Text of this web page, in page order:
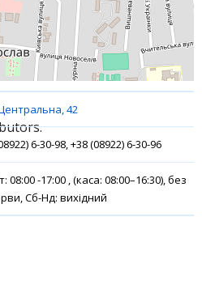
42
6-30-98, +38 (08922) 6-30-96
08:00 -17:00 , (каса: 08:00–16:30), без
Сб-Нд: вихідний